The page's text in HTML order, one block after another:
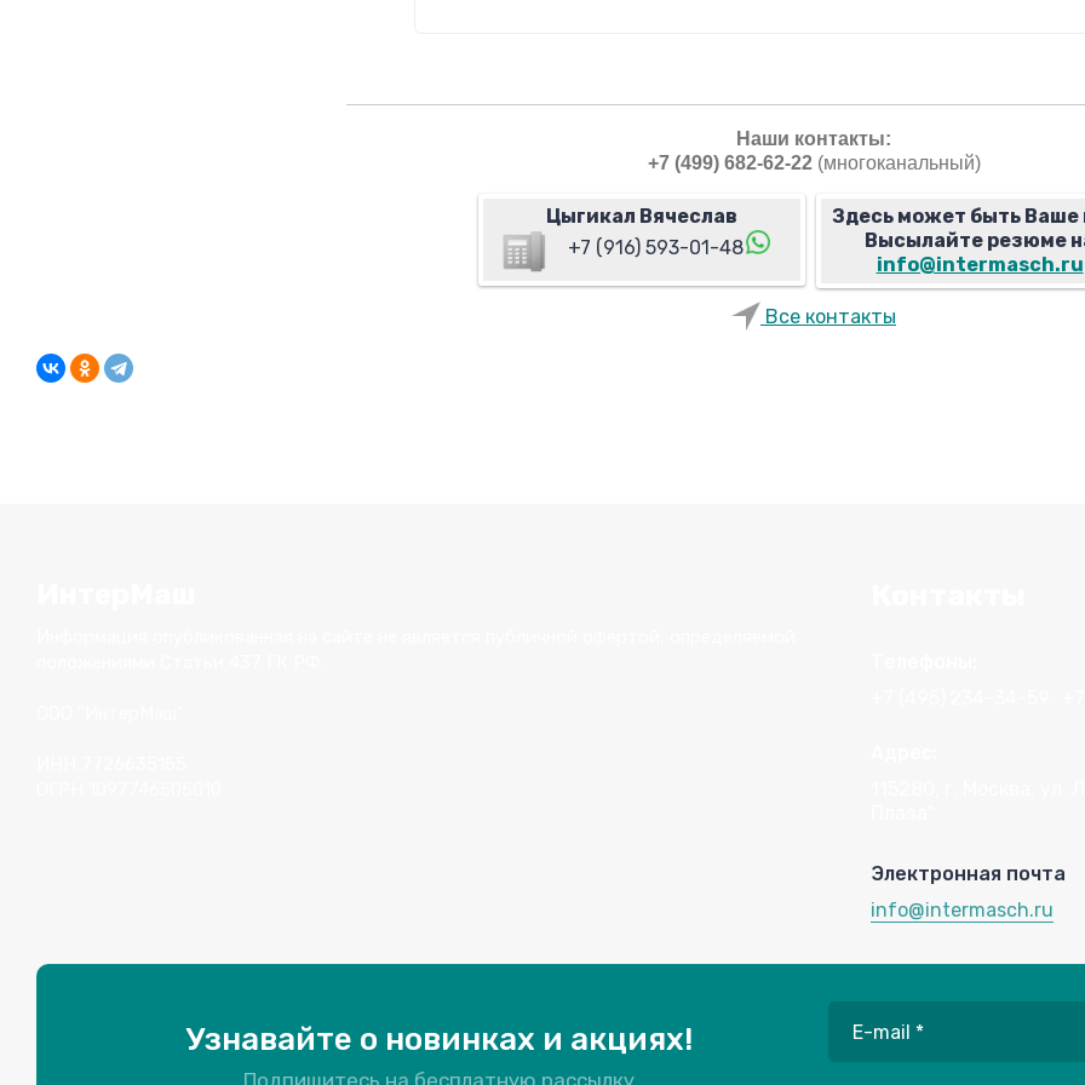
Наши контакты:
+7 (499) 682-62-22 (многоканальный)
Цыгикал Вячеслав
+7 (916) 593-01-48
Здесь может быть Ваше
Высылайте резюме
info@intermasch.ru
Все контакты
Электронная почта
info@intermasch.ru
Узнавайте о новинках и акциях!
Подпишитесь на бесплатную рассылку